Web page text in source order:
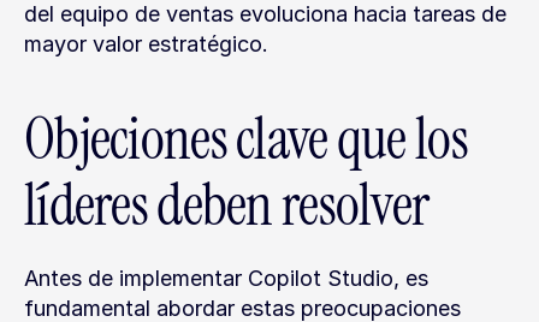
del equipo de ventas evoluciona hacia tareas de
mayor valor estratégico.
Objeciones clave que los
líderes deben resolver
Antes de implementar Copilot Studio, es
fundamental abordar estas preocupaciones